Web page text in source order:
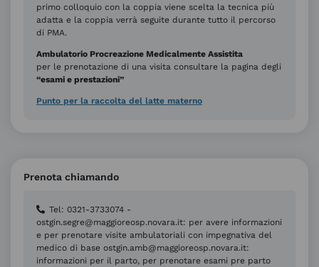
primo colloquio con la coppia viene scelta la tecnica più
adatta e la coppia verrà seguite durante tutto il percorso
di PMA.
Ambulatorio Procreazione Medicalmente Assistita
per le prenotazione di una visita consultare la pagina degli
“esami e prestazioni”
Punto per la raccolta del latte materno
Prenota chiamando
Tel: 0321-3733074 -
ostgin.segre@maggioreosp.novara.it: per avere informazioni
e per prenotare visite ambulatoriali con impegnativa del
medico di base ostgin.amb@maggioreosp.novara.it:
informazioni per il parto, per prenotare esami pre parto